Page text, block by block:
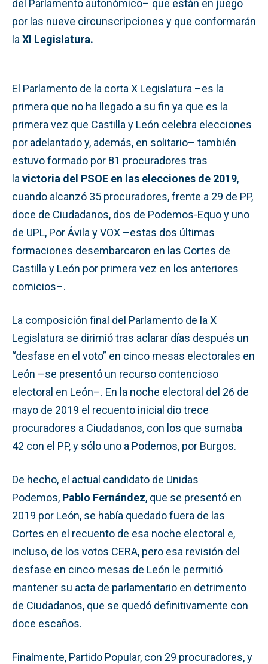
del Parlamento autonómico– que están en juego
por las nueve circunscripciones y que conformarán
la XI Legislatura.
El Parlamento de la corta X Legislatura –es la
primera que no ha llegado a su fin ya que es la
primera vez que Castilla y León celebra elecciones
por adelantado y, además, en solitario– también
estuvo formado por 81 procuradores tras
la victoria del PSOE en las elecciones de 2019,
cuando alcanzó 35 procuradores, frente a 29 de PP,
doce de Ciudadanos, dos de Podemos-Equo y uno
de UPL, Por Ávila y VOX –estas dos últimas
formaciones desembarcaron en las Cortes de
Castilla y León por primera vez en los anteriores
comicios–.
La composición final del Parlamento de la X
Legislatura se dirimió tras aclarar días después un
“desfase en el voto” en cinco mesas electorales en
León –se presentó un recurso contencioso
electoral en León–. En la noche electoral del 26 de
mayo de 2019 el recuento inicial dio trece
procuradores a Ciudadanos, con los que sumaba
42 con el PP, y sólo uno a Podemos, por Burgos.
De hecho, el actual candidato de Unidas
Podemos, Pablo Fernández, que se presentó en
2019 por León, se había quedado fuera de las
Cortes en el recuento de esa noche electoral e,
incluso, de los votos CERA, pero esa revisión del
desfase en cinco mesas de León le permitió
mantener su acta de parlamentario en detrimento
de Ciudadanos, que se quedó definitivamente con
doce escaños.
Finalmente, Partido Popular, con 29 procuradores, y